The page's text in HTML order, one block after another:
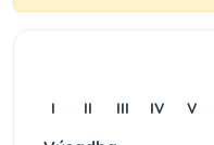
I II III IV V